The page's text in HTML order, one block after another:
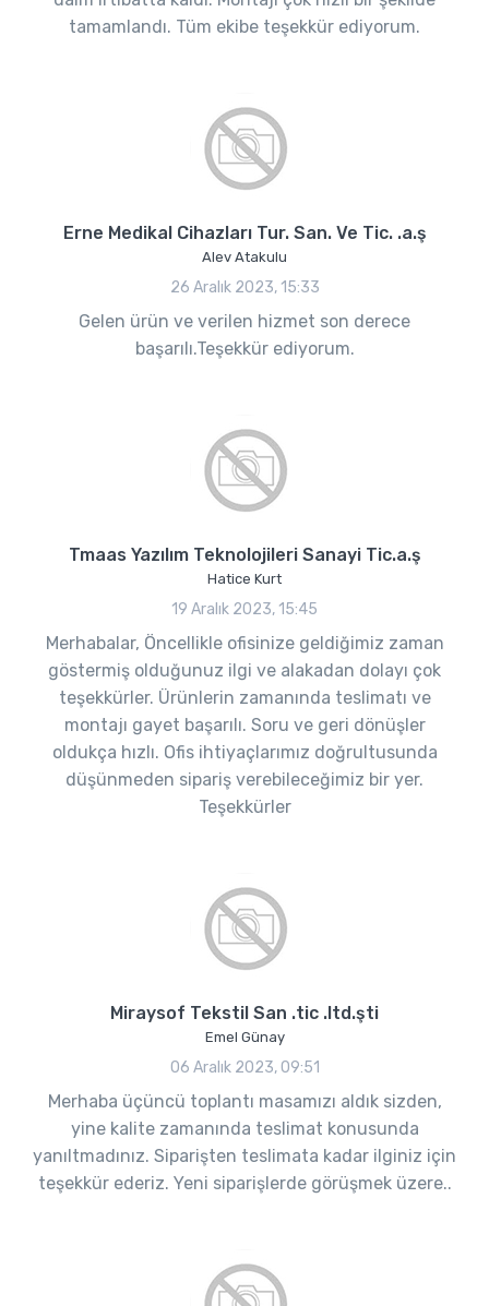
tamamlandı. Tüm ekibe teşekkür ediyorum.
Erne Medikal Cihazları Tur. San. Ve Tic. .a.ş
Alev Atakulu
26 Aralık 2023, 15:33
Gelen ürün ve verilen hizmet son derece
başarılı.Teşekkür ediyorum.
Tmaas Yazılım Teknolojileri Sanayi Tic.a.ş
Hatice Kurt
19 Aralık 2023, 15:45
Merhabalar, Öncellikle ofisinize geldiğimiz zaman
göstermiş olduğunuz ilgi ve alakadan dolayı çok
teşekkürler. Ürünlerin zamanında teslimatı ve
montajı gayet başarılı. Soru ve geri dönüşler
oldukça hızlı. Ofis ihtiyaçlarımız doğrultusunda
düşünmeden sipariş verebileceğimiz bir yer.
Teşekkürler
Miraysof Tekstil San .tic .ltd.şti
Emel Günay
06 Aralık 2023, 09:51
Merhaba üçüncü toplantı masamızı aldık sizden,
yine kalite zamanında teslimat konusunda
yanıltmadınız. Siparişten teslimata kadar ilginiz için
teşekkür ederiz. Yeni siparişlerde görüşmek üzere..